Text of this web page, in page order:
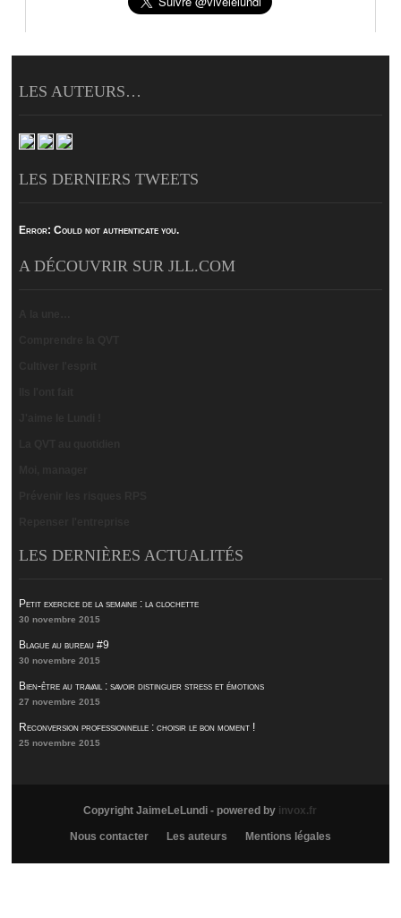
LES AUTEURS…
LES DERNIERS TWEETS
Error: Could not authenticate you.
A DÉCOUVRIR SUR JLL.COM
LES DERNIÈRES ACTUALITÉS
Petit exercice de la semaine : la clochette
30 novembre 2015
Blague au bureau #9
30 novembre 2015
Bien-être au travail : savoir distinguer stress et émotions
27 novembre 2015
Reconversion professionnelle : choisir le bon moment !
25 novembre 2015
Copyright JaimeLeLundi - powered by invox.fr
Nous contacter Les auteurs Mentions légales